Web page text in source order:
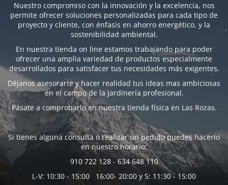
Nuestro compromiso con la innovación y la excelencia, nos
permite ofrecer soluciones personalizadas para cada tipo de
proyecto y cliente, con énfasis en ahorro energético, y la
sostenibilidad ambiental.
En nuestra tienda on line estamos trabajando para poder
ofrecer una amplia variedad de productos especialmente
desarrollados para satisfacer tus necesidades más exigentes.
Déjanos asesorarte y hacer realidad tus ideas mas ambiciosas
en el campo de la jardinería profesional.
Pásate a comprobarlo en nuestra tienda física en Las Rozas.
Si tienes alguna consulta o realizar un pedido puedes hacerlo
en nuestro horario:
910 722 128 - 634 648 110
L-V: 10:30 - 15:00 16:00- 20:00 y S: 11:30 - 15:00